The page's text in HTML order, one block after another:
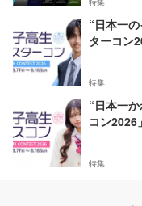
“日本一
ターコン
特集
“日本一
コン2026
特集